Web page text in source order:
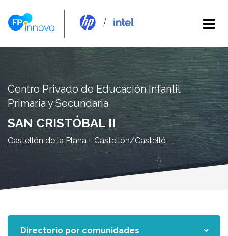
Centro Privado de Educación Infantil
Primaria y Secundaria
SAN CRISTÓBAL II
Castellón de la Plana - Castellón/Castelló